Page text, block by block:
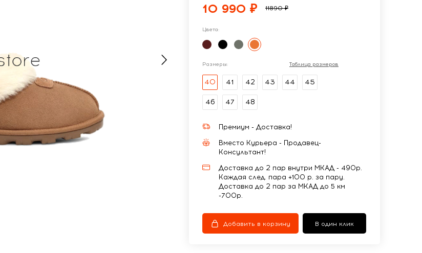
10 990 ₽ 11890 ₽
Цвета:
Размеры: Таблица размеров
40 41 42 43 44 45
46 47 48
Премиум - Доставка!
Вместо Курьера - Продавец-
Консультант!
Доставка до 2 пар внутри МКАД - 490р.
Каждая след. пара +100 р. за пару.
Доставка до 2 пар за МКАД до 5 км
-700р.
Добавить в корзину В один клик